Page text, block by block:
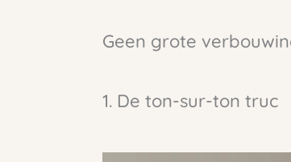
Geen grote
1. De ton-sur-ton truc